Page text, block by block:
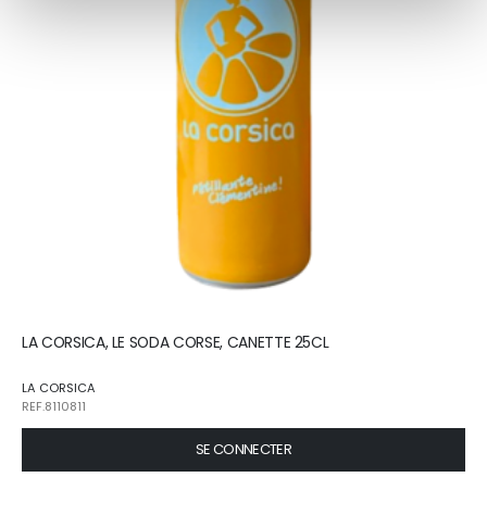
LA CORSICA, LE SODA CORSE, CANETTE 25CL
LA CORSICA
REF.8110811
SE CONNECTER